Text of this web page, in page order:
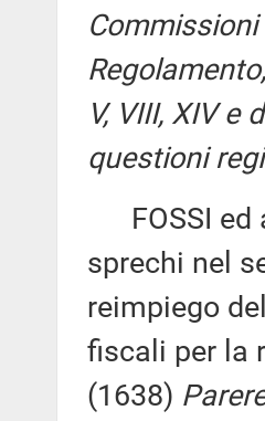
Commissioni
V, VIII, XIV
questioni
FOSSI ed
sprechi nel
reimpiego
fiscali per la
(1638)